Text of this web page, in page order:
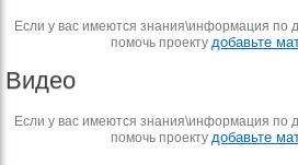
Если у вас имеются знания\информация по
помочь проекту добавьте
Видео
Если у вас имеются знания\информация по
помочь проекту добавьте